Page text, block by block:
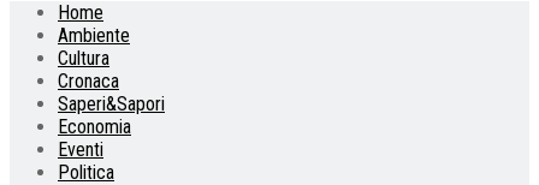
Home
Ambiente
Cultura
Cronaca
Saperi&Sapori
Economia
Eventi
Politica